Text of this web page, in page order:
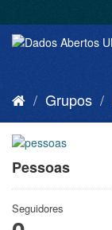
Grupos
Pessoas
Seguidores